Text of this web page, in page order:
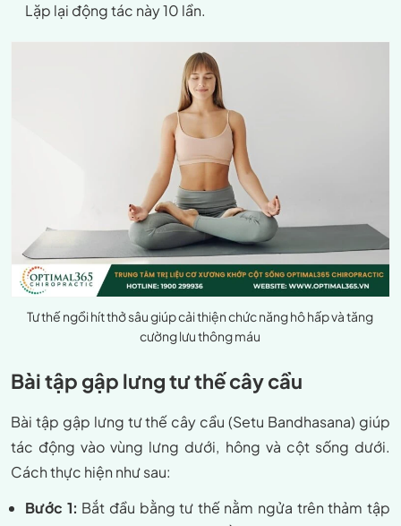
Lặp lại động tác này 10 lần.
Tư thế ngồi hít thở sâu giúp cải thiện chức năng hô hấp và tăng
cường lưu thông máu
Bài tập gập lưng tư thế cây cầu
Bài tập gập lưng tư thế cây cầu (Setu Bandhasana) giúp
tác động vào vùng lưng dưới, hông và cột sống dưới.
Cách thực hiện như sau:
Bước 1: Bắt đầu bằng tư thế nằm ngửa trên thảm tập